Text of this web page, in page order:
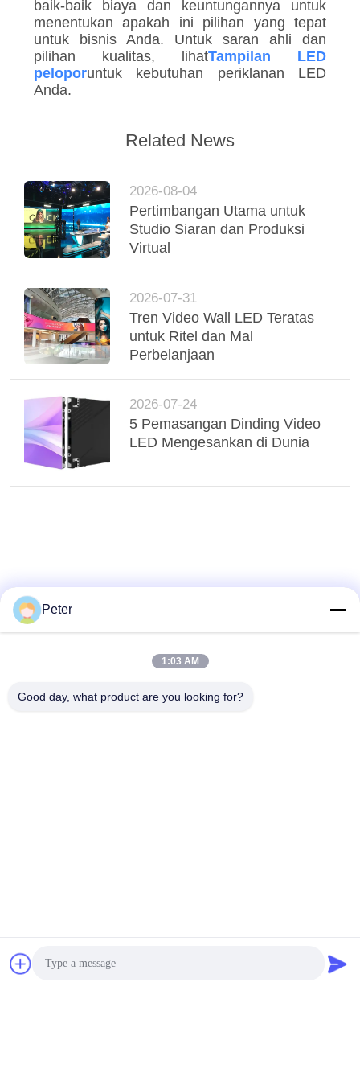
baik-baik biaya dan keuntungannya untuk
menentukan apakah ini pilihan yang tepat
untuk bisnis Anda. Untuk saran ahli dan
pilihan kualitas, lihatTampilan LED
peloporuntuk kebutuhan periklanan LED
Anda.
Related News
2026-08-04
Pertimbangan Utama untuk
Studio Siaran dan Produksi
Virtual
2026-07-31
Tren Video Wall LED Teratas
untuk Ritel dan Mal
Perbelanjaan
2026-07-24
5 Pemasangan Dinding Video
LED Mengesankan di Dunia
Peter
1:03 AM
Good day, what product are you looking for?